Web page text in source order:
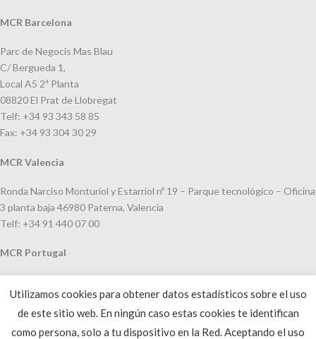
MCR Barcelona
Parc de Negocis Mas Blau
C/ Bergueda 1,
Local A5 2ª Planta
08820 El Prat de Llobregat
Telf: +34 93 343 58 85
Fax: +34 93 304 30 29
MCR Valencia
Ronda Narciso Monturiol y Estarriol nº 19 – Parque tecnológico – Oficina
3 planta baja 46980 Paterna, Valencia
Telf: +34 91 440 07 00
MCR Portugal
João V, 24
1250-091 Lisboa, Portugal
Telf: +351 220 993 033
Utilizamos cookies para obtener datos estadísticos sobre el uso
de este sitio web. En ningún caso estas cookies te identifican
como persona, solo a tu dispositivo en la Red. Aceptando el uso